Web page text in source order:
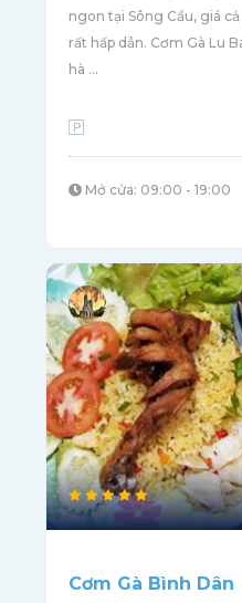
ngon tại Sông Cầu, giá
rất hấp dẫn. Cơm Gà Lu
hà ...
Mở cửa: 09:00 - 19:00
Cơm Gà Bình Dân